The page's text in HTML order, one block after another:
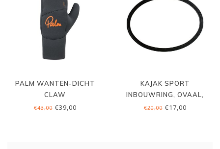
PALM WANTEN-DICHT
CLAW
€43,00€39,00
KAJAK SPORT
INBOUWRING, OVAAL,
42/30
€20,00€17,00